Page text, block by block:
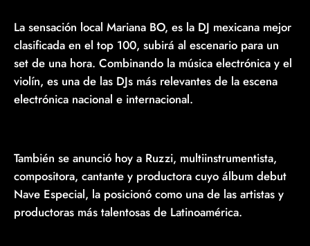
La sensación local Mariana BO, es la DJ mexicana mejor
clasificada en el top 100, subirá al escenario para un
set de una hora. Combinando la música electrónica y el
violín, es una de las DJs más relevantes de la escena
electrónica nacional e internacional.
También se anunció hoy a Ruzzi, multiinstrumentista,
compositora, cantante y productora cuyo álbum debut
Nave Especial, la posicionó como una de las artistas y
productoras más talentosas de Latinoamérica.